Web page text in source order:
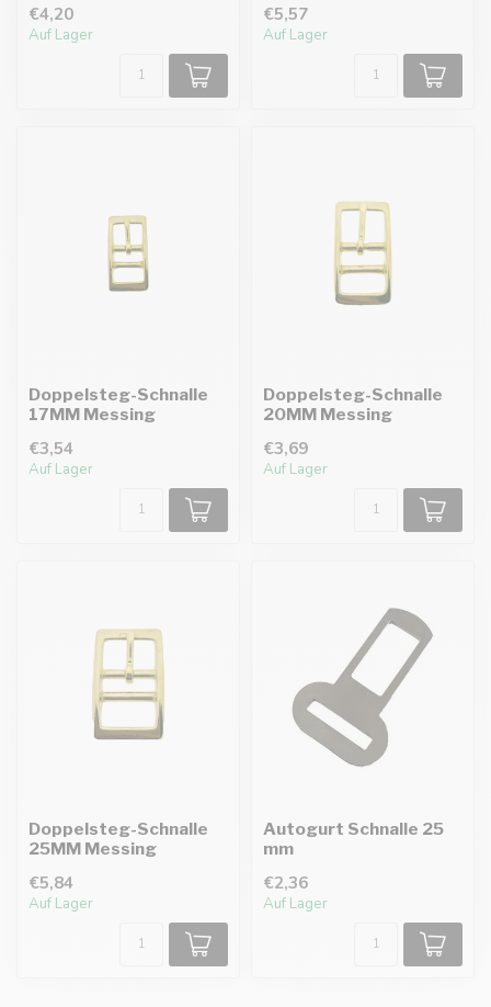
€4,20
Auf Lager
€5,57
Auf Lager
Doppelsteg-Schnalle
17MM Messing
€3,54
Auf Lager
Doppelsteg-Schnalle
20MM Messing
€3,69
Auf Lager
Doppelsteg-Schnalle
25MM Messing
€5,84
Auf Lager
Autogurt Schnalle 25
mm
€2,36
Auf Lager